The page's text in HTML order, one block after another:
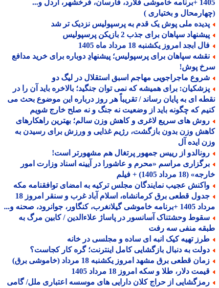
1405 +برنامه خاموشی فلارد، فارسان، فرخشهر، اردل و...
و بختیاری )
ملی پوش یک قدم به پرسپولیس نزدیک تر شد
سپاهان برای جذب 2 بازیکن پرسپولیس
ابجد امروز یکشنبه 18 مرداد ماه 1405
سپاهان برای پرسپولیس؛ پیشنهادِ دوباره برای خرید مدافع
پوش!
ماجراجویی مهاجم اسبق استقلال در لیگ دو
برای همیشه که نمی توان جنگید؛ بالاخره باید آن را در
ای به پایان رساند / تقریباً هر روز درباره این موضوع بحث می
که چگونه باید از وضعیت نه جنگ و نه صلح خارج شویم
های سریع لاغری و کاهش وزن سالم؛ بهترین راهکارهای
وزن بدون بازگشت، رژیم غذایی و ورزش برای رسیدن به
ایده آل
از رییس جمهور پرتغال هم مشهورتر است!
مراسم «محرم و عاشورا در آیینه اسناد وزارت امور
مرداد 1405) + فیلم
عجیب نمایندگان مجلس ترکیه به امضای توافقنامه مکه
جدول قطعی برق کرمانشاه، اسلام آباد غرب و سنقر امروز 18
کنگاور، جوانرود، صحنه و...
وحشتناک آسانسور در پاساژ علاءالدین / کابین مرگ به
منفی سه رفت
تهیه کیک انبه ای ساده و مجلسی در خانه
به دنبال بازگشایی کامل اینترنت؛ گره کار کجاست؟
قطعی برق مشهد امروز یکشنبه 18 مرداد (خاموشی برق)
دلار، طلا و سکه امروز 18 مرداد 1405
از حراج کلان دارایی های موسسه اعتباری ملل/ گامی